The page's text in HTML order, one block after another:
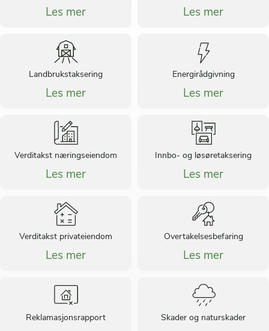
Les mer Les mer
Landbrukstaksering
Les mer
Energirådgivning
Les mer
Verditakst næringseiendom
Les mer
Innbo- og løsøretaksering
Les mer
Verditakst privateiendom
Les mer
Overtakelsesbefaring
Les mer
Reklamasjonsrapport Skader og naturskader